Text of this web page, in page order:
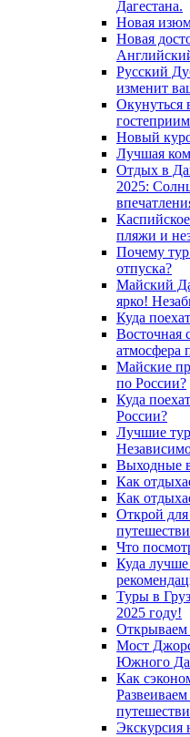
Дагестана.
Новая
Новая
Русский
изменит
Окунуться
Новый
Лучшая
Отдых в
2025:
пляжи и
Почему
отпуска?
Майский
ярко!
Куда
Восточная
атмосфера
Майские
по России?
Куда
России?
Лучшие
Выходные
Как
Как
Открой
Что
Куда лучше
Туры в
2025 году!
Мост
Южного
Как
Экскурсия